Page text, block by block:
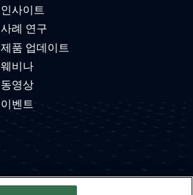
인사이트
사례 연구
제품 업데이트
웨비나
동영상
이벤트